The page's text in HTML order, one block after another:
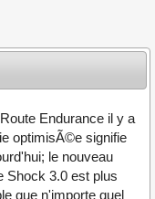
Endurance il y a
optimisÃ©e signifie
le nouveau
Shock 3.0 est plus
que n'importe quel